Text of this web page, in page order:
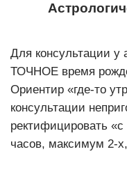
Для консультации у
ТОЧНОЕ время
Ориентир «где-то
консультации
ректифицировать
часов, максимум 2-